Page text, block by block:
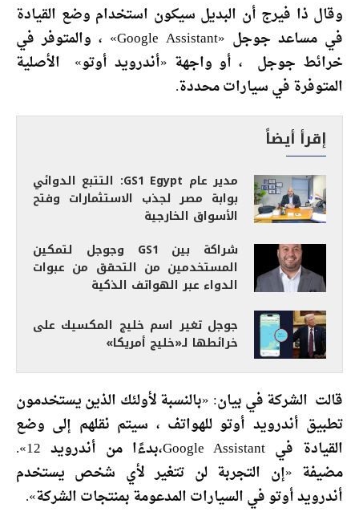
وقال ذا فيرج أن البديل سيكون استخدام وضع القيادة
في مساعد جوجل «Google Assistant» ، والمتوفر في
خرائط جوجل ، أو واجهة «أندرويد أوتو» الأصلية
المتوفرة في سيارات محددة.
إقرأ أيضاً
مدير عام GS1 Egypt: التتبع الدوائي
بوابة مصر لجذب الاستثمارات وفتح
الأسواق الخارجية
شراكة بين GS1 وجوجل لتمكين
المستخدمين من التحقق من عبوات
الدواء عبر الهواتف الذكية
جوجل تغير اسم خليج المكسيك على
خرائطها لـ«خليج أمريكا»
قالت الشركة في بيان: «بالنسبة لأولئك الذين يستخدمون
تطبيق أندرويد أوتو للهواتف ، سيتم نقلهم إلى وضع
القيادة في Google Assistant،بدءًا من أندرويد 12».
مضيفة «إن التجربة لن تتغير لأي شخص يستخدم
أندرويد أوتو في السيارات المدعومة بمنتجات الشركة».